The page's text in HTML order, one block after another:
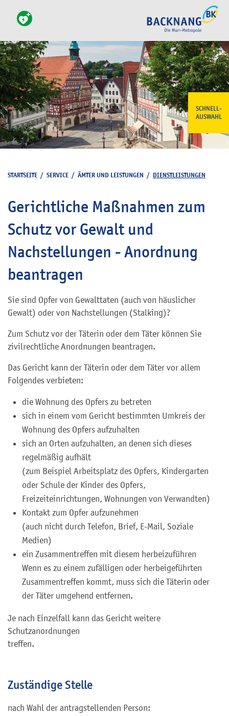
SCHNELL-
AUSWAHL
STARTSEITE / SERVICE / ÄMTER UND LEISTUNGEN / DIENSTLEISTUNGEN
Gerichtliche Maßnahmen zum
Schutz vor Gewalt und
Nachstellungen - Anordnung
beantragen
Sie sind Opfer von Gewalttaten (auch von häuslicher
Gewalt) oder von Nachstellungen (Stalking)?
Zum Schutz vor der Täterin oder dem Täter können Sie
zivilrechtliche Anordnungen beantragen.
Das Gericht kann der Täterin oder dem Täter vor allem
Folgendes verbieten:
die Wohnung des Opfers zu betreten
sich in einem vom Gericht bestimmten Umkreis der
Wohnung des Opfers aufzuhalten
sich an Orten aufzuhalten, an denen sich dieses
regelmäßig aufhält
(zum Beispiel Arbeitsplatz des Opfers, Kindergarten
oder Schule der Kinder des Opfers,
Freizeiteinrichtungen, Wohnungen von Verwandten)
Kontakt zum Opfer aufzunehmen
(auch nicht durch Telefon, Brief, E-Mail, Soziale
Medien)
ein Zusammentreffen mit diesem herbeizuführen
Wenn es zu einem zufälligen oder herbeigeführten
Zusammentreffen kommt, muss sich die Täterin oder
der Täter umgehend entfernen.
Je nach Einzelfall kann das Gericht weitere
Schutzanordnungen
treffen.
Zuständige Stelle
nach Wahl der antragstellenden Person: